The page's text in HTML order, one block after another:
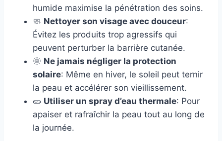
humide maximise la pénétration des soins.
🧼 Nettoyer son visage avec douceur:
Évitez les produits trop agressifs qui
peuvent perturber la barrière cutanée.
🌞 Ne jamais négliger la protection
solaire: Même en hiver, le soleil peut ternir
la peau et accélérer son vieillissement.
🥒 Utiliser un spray d’eau thermale: Pour
apaiser et rafraîchir la peau tout au long de
la journée.